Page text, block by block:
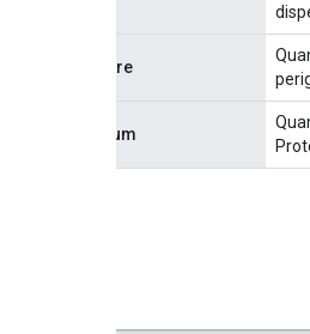
Riskware
Incomum